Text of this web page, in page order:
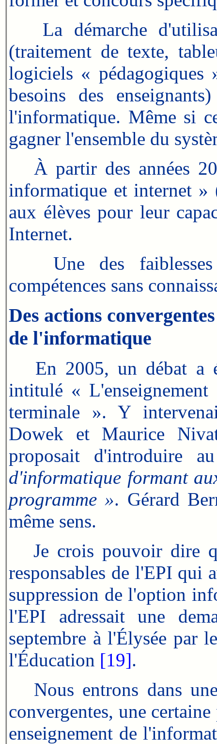
La démarche
(traitement de texte,
logiciels « pédagogiques
besoins des
l'informatique. Même si
gagner l'ensemble du
À partir des années
informatique et internet
aux élèves pour leur
Internet.
Une des
compétences sans
Des actions
de l'informatique
En 2005, un débat a
intitulé «
terminale ». Y
Dowek et Maurice
proposait d'introduire
d'informatique formant
programme ». Gérard
même sens.
Je crois pouvoir dire
responsables de l'EPI qui
suppression de l'option
l'EPI adressait une
septembre à l'Élysée par
l'Éducation [19].
Nous entrons dans
convergentes, une
enseignement de